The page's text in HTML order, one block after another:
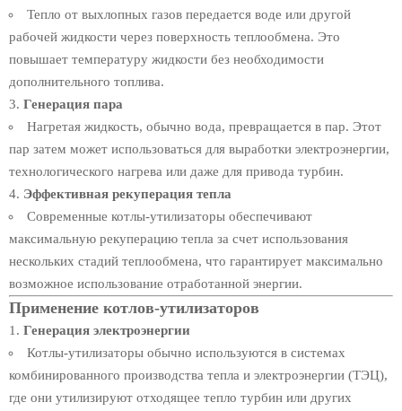
Тепло от выхлопных газов передается воде или другой
рабочей жидкости через поверхность теплообмена. Это
повышает температуру жидкости без необходимости
дополнительного топлива.
Генерация пара
Нагретая жидкость, обычно вода, превращается в пар. Этот
пар затем может использоваться для выработки электроэнергии,
технологического нагрева или даже для привода турбин.
Эффективная рекуперация тепла
Современные котлы-утилизаторы обеспечивают
максимальную рекуперацию тепла за счет использования
нескольких стадий теплообмена, что гарантирует максимально
возможное использование отработанной энергии.
Применение котлов-утилизаторов
Генерация электроэнергии
Котлы-утилизаторы обычно используются в системах
комбинированного производства тепла и электроэнергии (ТЭЦ),
где они утилизируют отходящее тепло турбин или других